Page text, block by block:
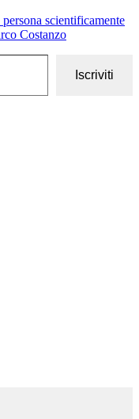
scientificamente
Costanzo
Iscriviti